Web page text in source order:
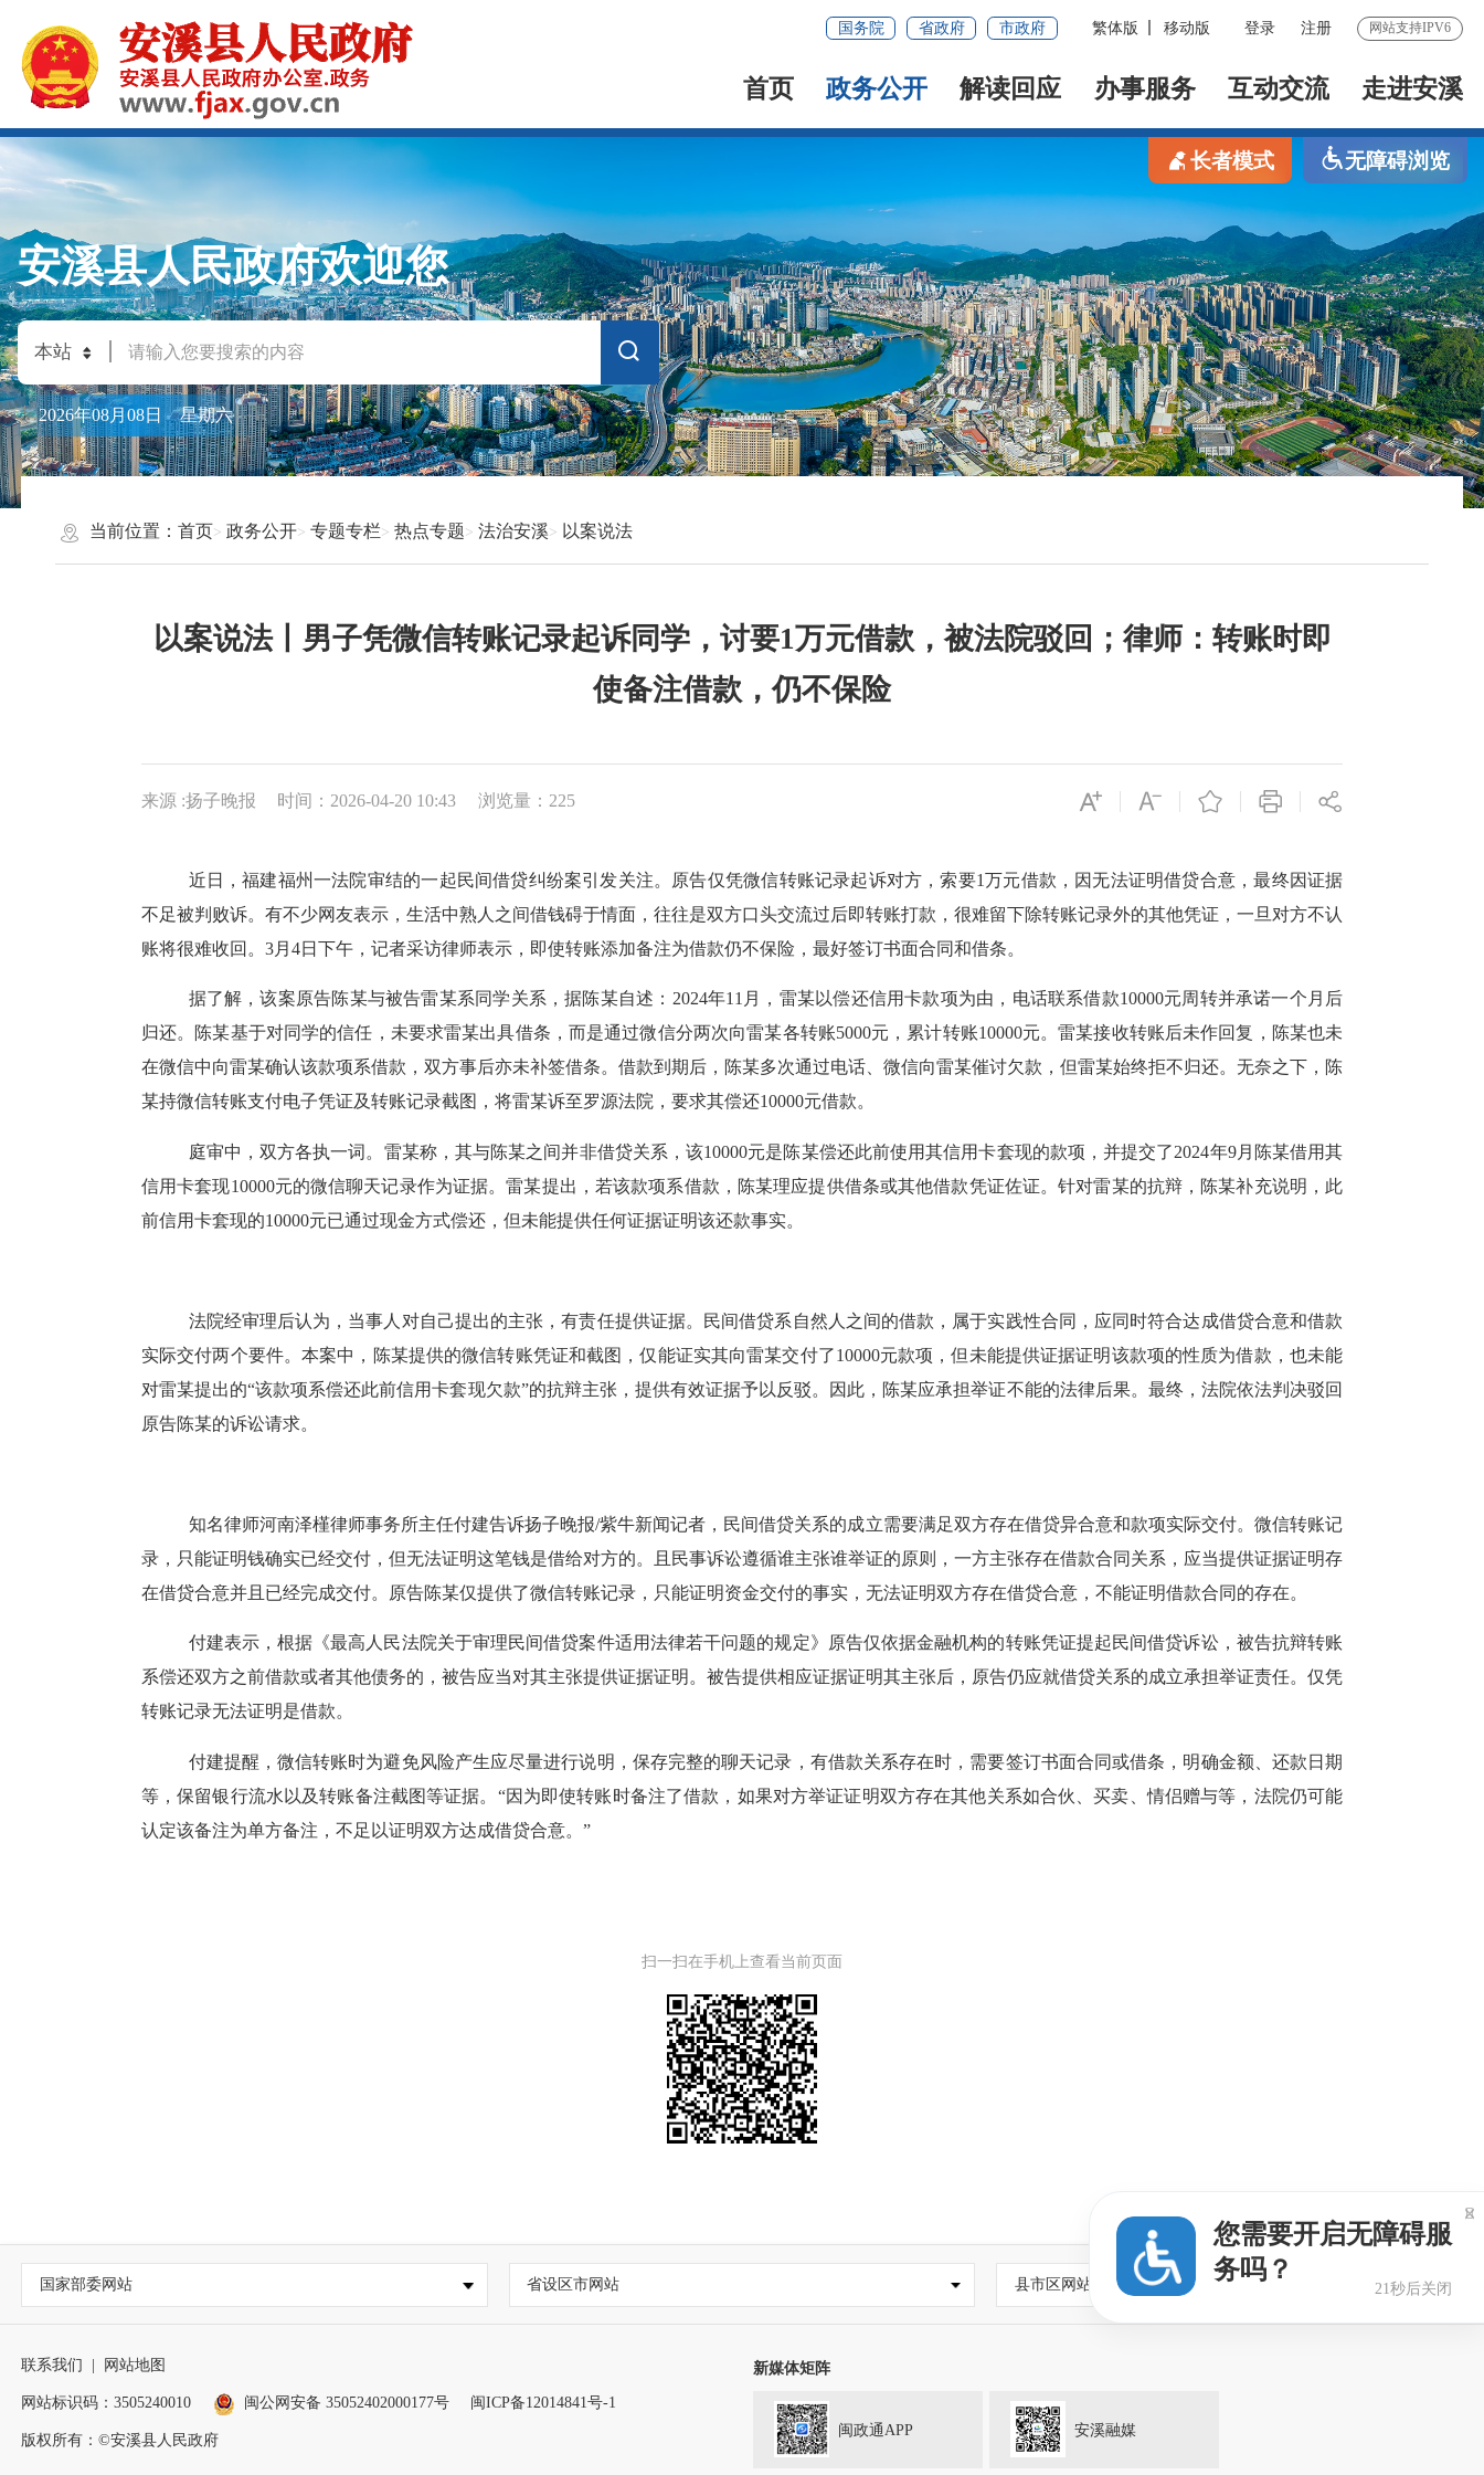
国务院 省政府 市政府 繁体版 移动版 登录 注册 网站支持IPV6
首页 政务公开 解读回应 办事服务 互动交流 走进安溪
长者模式 无障碍浏览
安溪县人民政府欢迎您
2026年08月08日 星期六
当前位置： 首页 政务公开 专题专栏 热点专题 法治安溪 以案说法
以案说法丨男子凭微信转账记录起诉同学，讨要1万元借款，被法院驳回；律师：转账时即
使备注借款，仍不保险
来源 :扬子晚报 时间：2026-04-20 10:43 浏览量： 225
近日，福建福州一法院审结的一起民间借贷纠纷案引发关注。原告仅凭微信转账记录起诉对方，索要1万元借款，因无法证明借贷合意，最终因证据
不足被判败诉。有不少网友表示，生活中熟人之间借钱碍于情面，往往是双方口头交流过后即转账打款，很难留下除转账记录外的其他凭证，一旦对方不认
账将很难收回。3月4日下午，记者采访律师表示，即使转账添加备注为借款仍不保险，最好签订书面合同和借条。
据了解，该案原告陈某与被告雷某系同学关系，据陈某自述： 2024年11月，雷某以偿还信用卡款项为由，电话联系借款10000元周转并承诺一个月后
归还。陈某基于对同学的信任，未要求雷某出具借条，而是通过微信分两次向雷某各转账5000元，累计转账10000元。雷某接收转账后未作回复，陈某也未
在微信中向雷某确认该款项系借款，双方事后亦未补签借条。借款到期后，陈某多次通过电话、微信向雷某催讨欠款，但雷某始终拒不归还。无奈之下，陈
某持微信转账支付电子凭证及转账记录截图，将雷某诉至罗源法院，要求其偿还10000元借款。
庭审中，双方各执一词。雷某称，其与陈某之间并非借贷关系，该10000元是陈某偿还此前使用其信用卡套现的款项，并提交了2024年9月陈某借用其
信用卡套现10000元的微信聊天记录作为证据。雷某提出，若该款项系借款，陈某理应提供借条或其他借款凭证佐证。针对雷某的抗辩，陈某补充说明，此
前信用卡套现的10000元已通过现金方式偿还，但未能提供任何证据证明该还款事实。
法院经审理后认为，当事人对自己提出的主张，有责任提供证据。民间借贷系自然人之间的借款，属于实践性合同，应同时符合达成借贷合意和借款
实际交付两个要件。本案中，陈某提供的微信转账凭证和截图，仅能证实其向雷某交付了10000元款项，但未能提供证据证明该款项的性质为借款，也未能
对雷某提出的“该款项系偿还此前信用卡套现欠款”的抗辩主张，提供有效证据予以反驳。因此，陈某应承担举证不能的法律后果。最终，法院依法判决驳回
原告陈某的诉讼请求。
知名律师河南泽槿律师事务所主任付建告诉扬子晚报/紫牛新闻记者，民间借贷关系的成立需要满足双方存在借贷异合意和款项实际交付。微信转账记
录，只能证明钱确实已经交付，但无法证明这笔钱是借给对方的。且民事诉讼遵循谁主张谁举证的原则，一方主张存在借款合同关系，应当提供证据证明存
在借贷合意并且已经完成交付。原告陈某仅提供了微信转账记录，只能证明资金交付的事实，无法证明双方存在借贷合意，不能证明借款合同的存在。
付建表示，根据《最高人民法院关于审理民间借贷案件适用法律若干问题的规定》原告仅依据金融机构的转账凭证提起民间借贷诉讼，被告抗辩转账
系偿还双方之前借款或者其他债务的，被告应当对其主张提供证据证明。被告提供相应证据证明其主张后，原告仍应就借贷关系的成立承担举证责任。仅凭
转账记录无法证明是借款。
付建提醒，微信转账时为避免风险产生应尽量进行说明，保存完整的聊天记录，有借款关系存在时，需要签订书面合同或借条，明确金额、还款日期
等，保留银行流水以及转账备注截图等证据。 “因为即使转账时备注了借款，如果对方举证证明双方存在其他关系如合伙、买卖、情侣赠与等，法院仍可能
认定该备注为单方备注，不足以证明双方达成借贷合意。”
扫一扫在手机上查看当前页面
国家部委网站 省设区市网站 县市区网站
联系我们 网站地图
网站标识码：3505240010 闽公网安备 35052402000177号 闽ICP备12014841号-1
版权所有：©安溪县人民政府
新媒体矩阵
闽政通APP 安溪融媒
您需要开启无障碍服
务吗？
20秒后关闭
